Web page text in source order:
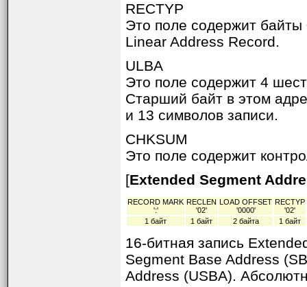
RECTYP
Это поле содержит
Linear Address Record.
ULBA
Это поле содержит 4
Старший байт в этом
и 13 символов записи.
CHKSUM
Это поле содержит
[Extended Segment
RECORD MARK
':'
RECLEN
'02'
LOAD OFFSET
'0000'
RECTYP
'02'
1 байт
1 байт 2 байта 1 байт
16-битная запись
Segment Base Address
Address (USBA).